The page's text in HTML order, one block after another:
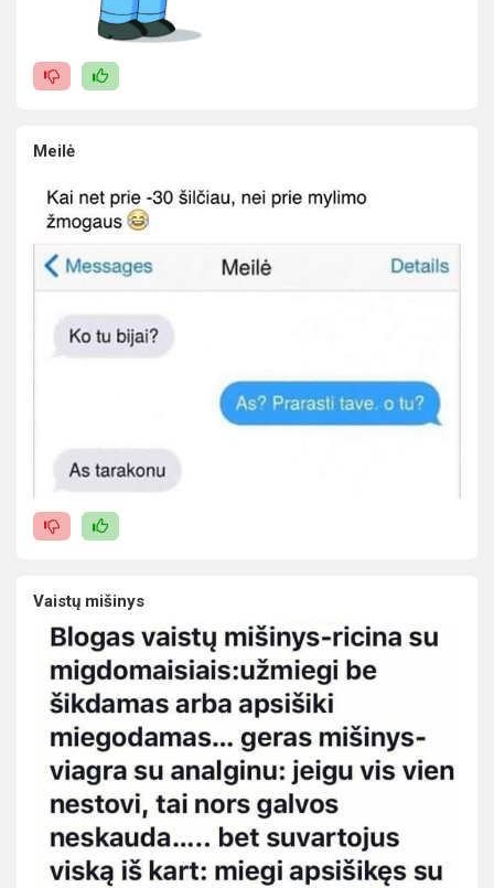
Meilė
Vaistų mišinys